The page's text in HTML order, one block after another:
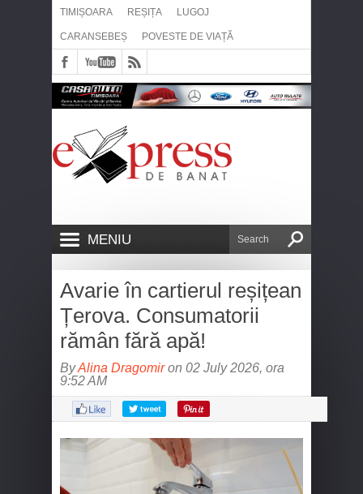
TIMIȘOARA REȘIȚA LUGOJ
CARANSEBEȘ POVESTE DE VIAȚĂ
MENIU
Avarie în cartierul reșițean
Țerova. Consumatorii
rămân fără apă!
ByAlina Dragomiron 02 July 2026, ora
9:52 AM